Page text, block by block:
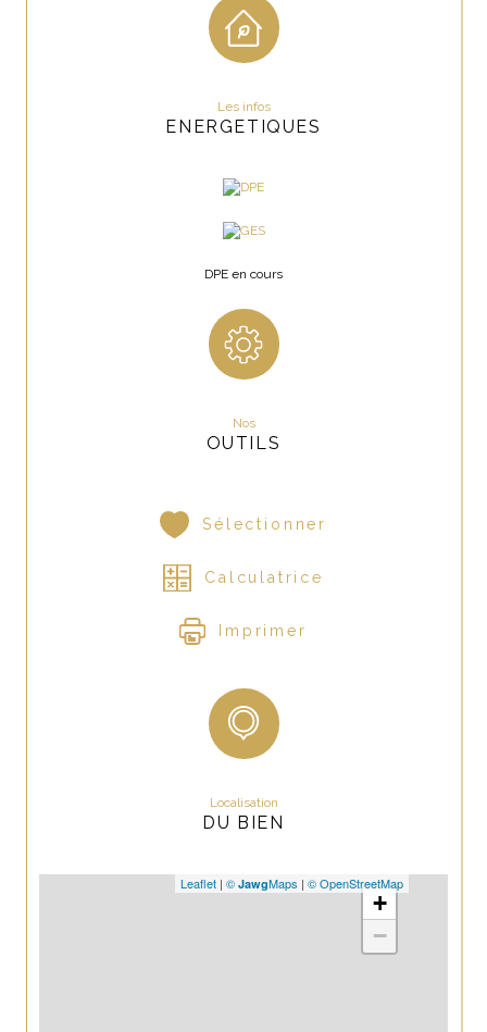
Taxe foncière : 1 798 euros par an
Montant estimé des dépenses annuelles d'énergie pour un usage
Pour tout renseignement, nous sommes à votre disposition :
Johanna CLEDOU : O6.32.21.35.63 / jc@lacledupatrimoine.com
Année de construction
Les infos
ENERGETIQUES
DPE en cours
Nos
OUTILS
Sélectionner
Calculatrice
Imprimer
Localisation
DU BIEN
+
−
Leaflet | © JawgMaps | © OpenStreetMap